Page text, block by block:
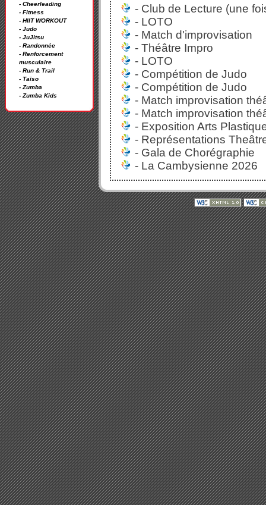
- Cheerleading
- Fitness
- HIIT WORKOUT
- Judo
- JuJitsu
- Randonnée
- Renforcement
musculaire
- Run & Trail
- Taïso
- Zumba
- Zumba Kids
- Club de Lecture (une
- LOTO
- Match d'improvisation
- Théâtre Impro
- LOTO
- Compétition de Judo
- Compétition de Judo
- Match improvisation
- Match improvisation
- Exposition Arts
- Représentations
- Gala de Chorégraphie
- La Cambysienne 2026